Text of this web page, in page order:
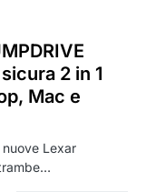
2 in 1
Mac e
Lexar